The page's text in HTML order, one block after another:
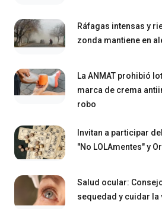
Ráfagas intensas y
zonda mantiene en
La ANMAT prohibió
marca de crema
robo
Invitan a participar
"No LOLAmentes" y
Salud ocular:
sequedad y cuidar la